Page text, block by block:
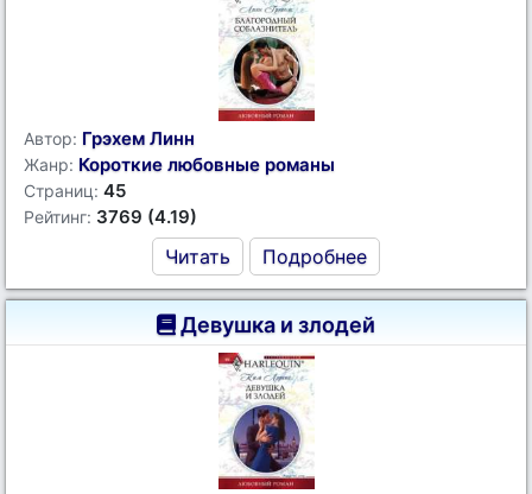
Автор: Грэхем Линн
Жанр: Короткие любовные романы
Страниц: 45
Рейтинг: 3769 (4.19)
Читать Подробнее
Девушка и злодей